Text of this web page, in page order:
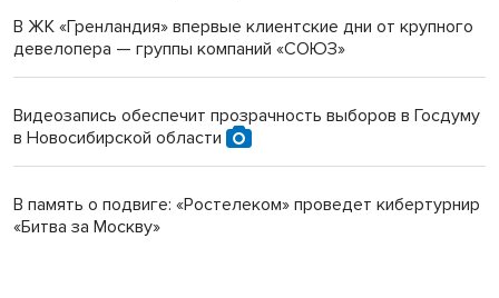
В ЖК «Гренландия» впервые клиентские дни от крупного
девелопера — группы компаний «СОЮЗ»
Видеозапись обеспечит прозрачность выборов в Госдуму
в Новосибирской области
В память о подвиге: «Ростелеком» проведет кибертурнир
«Битва за Москву»